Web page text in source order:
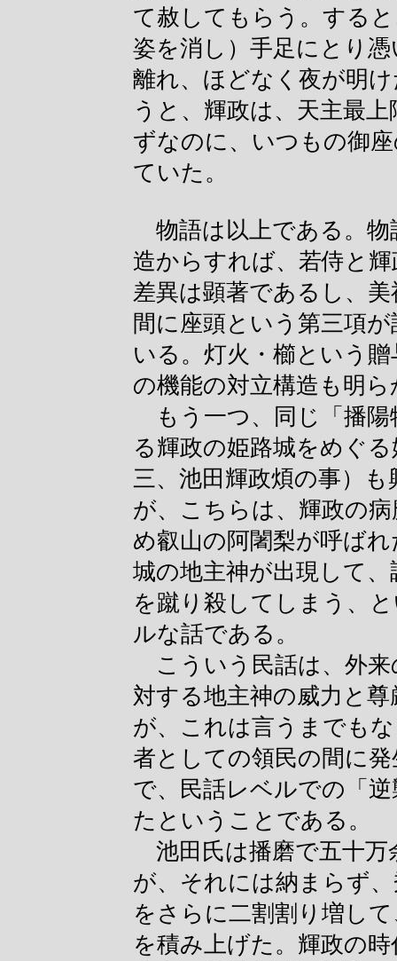
て赦してもらう。する
姿を消し）手足にとり
離れ、ほどなく夜が明
うと、輝政は、天主最
ずなのに、いつもの御
ていた。
物語は以上である。物
造からすれば、若侍と
差異は顕著であるし、
間に座頭という第三項
いる。灯火・櫛という
の機能の対立構造も明
もう一つ、同じ「播陽
る輝政の姫路城をめぐ
三、池田輝政煩の事）も
が、こちらは、輝政の
め叡山の阿闍梨が呼ば
城の地主神が出現して、
を蹴り殺してしまう、
ルな話である。
こういう民話は、外来
対する地主神の威力と
が、これは言うまでも
者としての領民の間に
で、民話レベルでの「
たということである。
池田氏は播磨で五十万
が、それには納まらず
をさらに二割割り増し
を積み上げた。輝政の